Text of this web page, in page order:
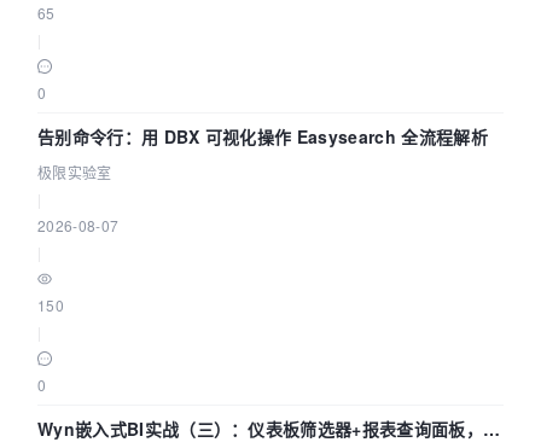
65
0
告别命令行：用 DBX 可视化操作 Easysearch 全流程解析
极限实验室
2026-08-07
150
0
Wyn嵌入式BI实战（三）：仪表板筛选器+报表查询面板，参